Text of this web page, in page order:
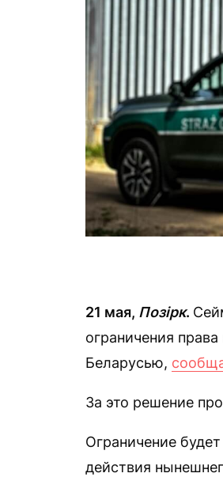
21 мая, Позірк.
ограничения
Беларусью,
За это решение
Ограничение
действия